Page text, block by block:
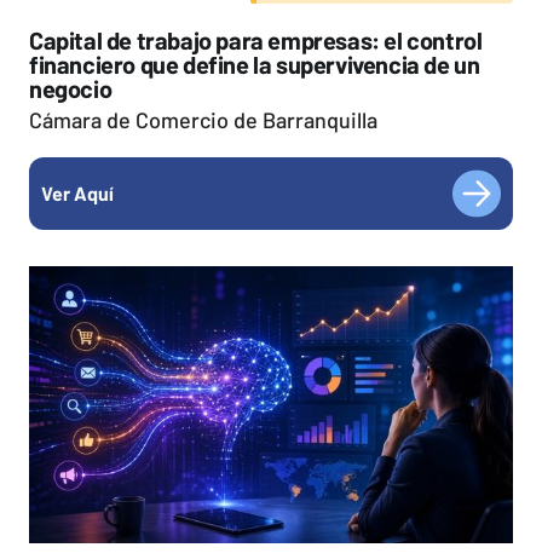
Capital de trabajo para empresas: el control
financiero que define la supervivencia de un
negocio
Cámara de Comercio de Barranquilla
Ver Aquí